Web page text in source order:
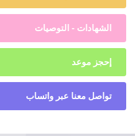
الشهادات - التوصيات
إحجز موعد
تواصل معنا عبر واتساب